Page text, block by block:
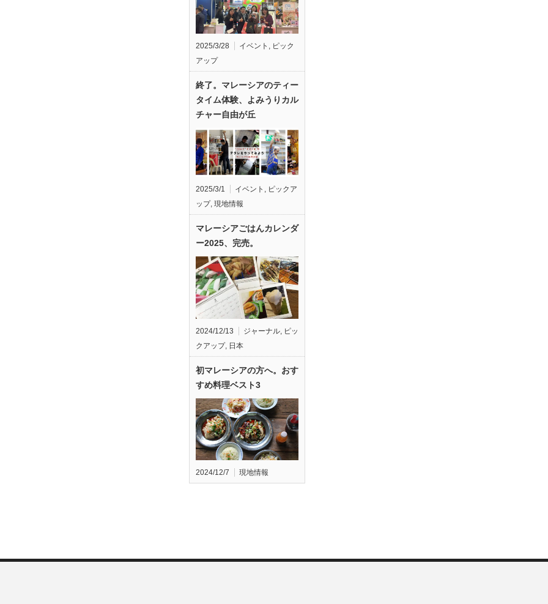
2025/3/28 イベント
ピック
アップ
終了。マレーシアのティー
タイム体験、よみうりカル
チャー自由が丘
2025/3/1 イベント , ピックア
ップ, 現地情報
マレーシアごはんカレンダ
ー2025、完売。
2024/12/13 ジャーナル ピッ
クアップ, 日本
初マレーシアの方へ。おす
すめ料理ベスト3
2024/12/7 現地情報